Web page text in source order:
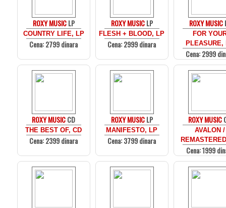
ROXY MUSICLP
COUNTRY LIFE, LP
Cena: 2799 dinara
ROXY MUSICLP
FLESH + BLOOD, LP
Cena: 2999 dinara
ROXY MUSIC
FOR
PLEASURE,
Cena: 2999
ROXY MUSICCD
THE BEST OF, CD
Cena: 2399 dinara
ROXY MUSICLP
MANIFESTO, LP
Cena: 3799 dinara
ROXY MUSIC
AVALON /
Cena: 1999